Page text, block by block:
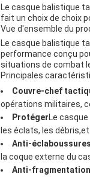
Le casque balistique
fait un choix de choix
Vue d'ensemble du
Le casque balistique
performance conçu
situations de combat
Principales
Couvre-chef
opérations militaires,
ProtégerLe
les éclats, les
Anti-
la coque externe du
Anti-